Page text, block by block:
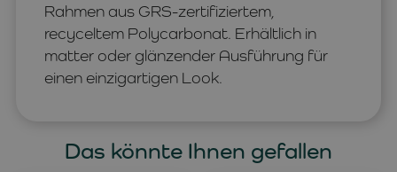
Rahmen aus GRS-zertifiziertem,
recyceltem Polycarbonat. Erhältlich in
matter oder glänzender Ausführung für
einen einzigartigen Look.
Das könnte Ihnen gefallen